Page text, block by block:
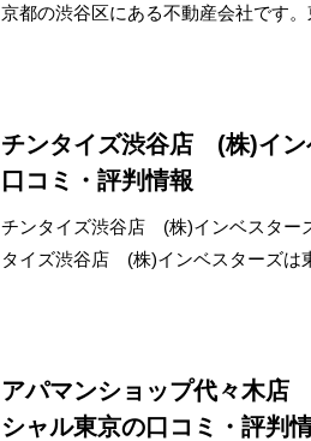
京都の渋谷区にある不動産会社です
チンタイズ渋谷店 (株)イン
口コミ・評判情報
チンタイズ渋谷店 (株)インベスター
タイズ渋谷店 (株)インベスターズは
アパマンショップ代々木店
シャル東京の口コミ・評判